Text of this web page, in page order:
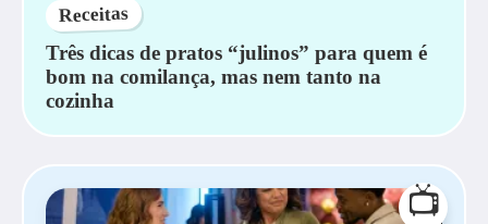
Receitas
Três dicas de pratos “julinos” para quem é
bom na comilança, mas nem tanto na
cozinha
📺